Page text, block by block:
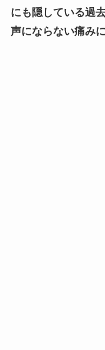
にも隠している過
声にならない痛み